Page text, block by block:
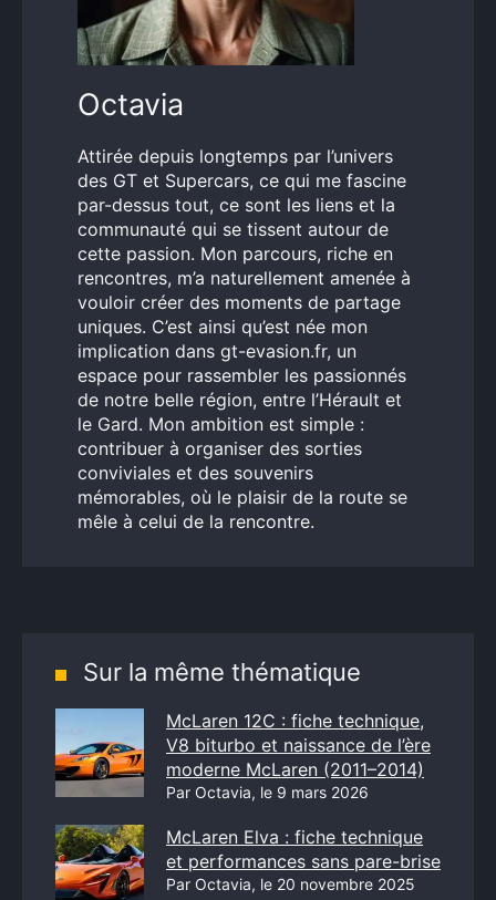
Octavia
Attirée depuis longtemps par l’univers
des GT et Supercars, ce qui me fascine
par-dessus tout, ce sont les liens et la
communauté qui se tissent autour de
cette passion. Mon parcours, riche en
rencontres, m’a naturellement amenée à
vouloir créer des moments de partage
uniques. C’est ainsi qu’est née mon
implication dans gt-evasion.fr, un
espace pour rassembler les passionnés
de notre belle région, entre l’Hérault et
le Gard. Mon ambition est simple :
contribuer à organiser des sorties
conviviales et des souvenirs
mémorables, où le plaisir de la route se
mêle à celui de la rencontre.
Sur la même thématique
McLaren 12C : fiche technique,
V8 biturbo et naissance de l’ère
moderne McLaren (2011–2014)
Par Octavia, le 9 mars 2026
McLaren Elva : fiche technique
et performances sans pare-brise
Par Octavia, le 20 novembre 2025